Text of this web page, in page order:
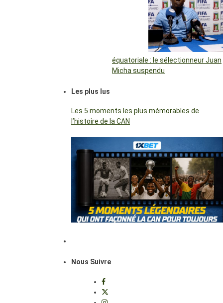
équatoriale : le sélectionneur Juan
Micha suspendu
Les plus lus
Les 5 moments les plus mémorables de
l’histoire de la CAN
Nous Suivre